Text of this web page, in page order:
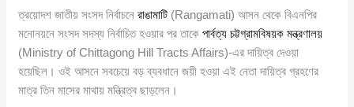
ত্রয়োদশ জাতীয় সংসদ নির্বাচনেরাঙামাটি (Rangamati) আসন থেকে বিএনপির
মনোনয়নে সংসদ সদস্য নির্বাচিত হওয়ার পর তাকেপার্বত্য চট্টগ্রামবিষয়ক মন্ত্রণালয়
(Ministry of Chittagong Hill Tracts Affairs)-এর দায়িত্ব দেওয়া
হয়েছিল। ওই আসনে সবচেয়ে বড় ব্যবধানে জয়ী হওয়া এই নেতা দায়িত্ব গ্রহণের
মাত্র তিন মাসের মাথায় মন্ত্রিত্ব ছাড়লেন।